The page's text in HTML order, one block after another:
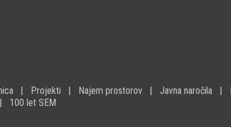
Projekti Najem prostorov Javna naročila
100 let SEM